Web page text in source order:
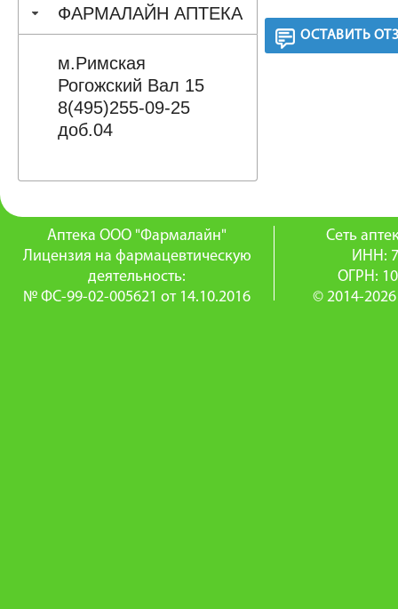
ФАРМАЛАЙН АПТЕКА
м.Римская
Рогожский Вал 15
8(495)255-09-25
доб.04
ОСТАВИТЬ
Аптека ООО "Фармалайн"
Лицензия на фармацевтическую
деятельность:
№ ФС-99-02-005621 от 14.10.2016
Сеть
ИНН:
ОГРН:
© 2014-